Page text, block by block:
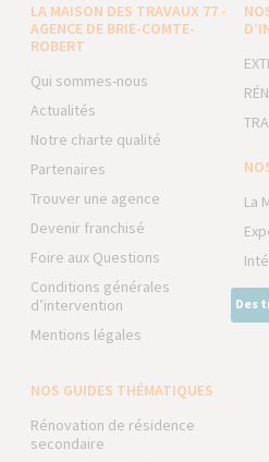
LA MAISON DES TRAVAUX 77 -
AGENCE DE BRIE-COMTE-
ROBERT
Qui sommes-nous
Actualités
Notre charte qualité
Partenaires
Trouver une agence
Devenir franchisé
Foire aux Questions
Conditions générales
d’intervention
Mentions légales
La
Des
NOS GUIDES THÉMATIQUES
Rénovation de résidence
secondaire